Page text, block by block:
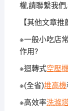
權,請聯繫我
【其他文章推
※一般小吃店
作用?
※迴轉式空壓
※(全省)堆高機
※高效率洗滌